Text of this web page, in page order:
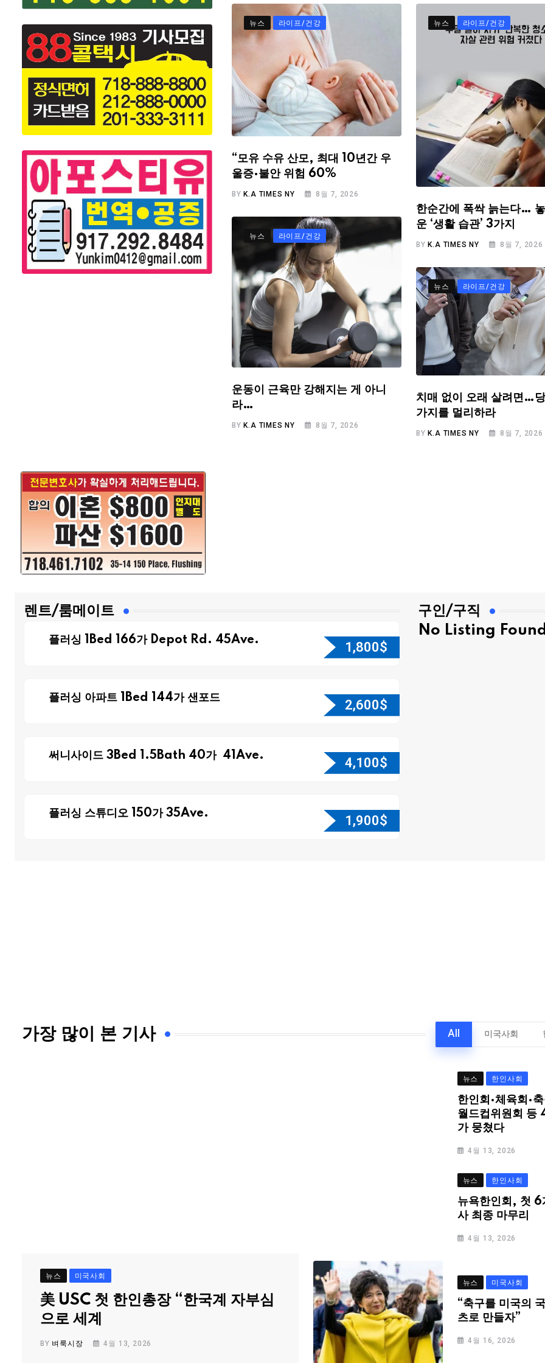
뉴스 라이프/건강
“모유 수유 산모, 최대 10년간 우
울증·불안 위험 60%
BYK.A TIMES NY 8월 7, 2026
뉴스 라이프/건강
한순간에 폭싹 늙는다…
운 ‘생활 습관’ 3가지
BY K.A TIMES NY 8월 7, 2026
뉴스 라이프/건강
운동이 근육만 강해지는 게 아니
라…
BY K.A TIMES NY 8월 7, 2026
뉴스 라이프/건강
치매 없이 오래 살려면…
가지를 멀리하라
BYK.A TIMES NY 8월 7, 2026
렌트/룸메이트
플러싱 1Bed 166가 Depot Rd. 45Ave. 1,800$
플러싱 아파트 1Bed 144가 샌포드 2,600$
써니사이드 3Bed 1.5Bath 40가 41Ave. 4,100$
플러싱 스튜디오 150가 35Ave. 1,900$
구인/구직
No Listing
가장 많이 본 기사 All 미국사회
뉴스 미국사회
美 USC 첫 한인총장 “한국계 자부심
으로 세계
BY 벼룩시장 4월 13, 2026
뉴스 한인사회
한인회·체육회·
월드컵위원회 등
가 뭉쳤다
4월 13, 2026
뉴스 한인사회
뉴욕한인회, 첫 6
사 최종 마무리
4월 13, 2026
뉴스 미국사회
“축구를 미국의
츠로 만들자”
4월 16, 2026